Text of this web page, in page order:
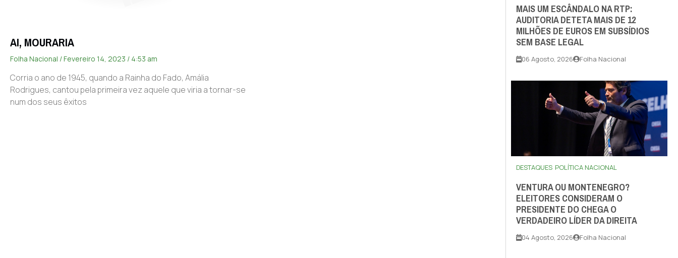
AI, MOURARIA
Folha Nacional Fevereiro 14, 2023 4:53 am
Corria o ano de 1945, quando a Rainha do Fado, Amália
Rodrigues, cantou pela primeira vez aquele que viria a tornar-se
num dos seus êxitos
MAIS UM ESCÂNDALO NA RTP:
AUDITORIA DETETA MAIS DE 12
MILHÕES DE EUROS EM SUBSÍDIOS
SEM BASE LEGAL
06 Agosto, 2026 Folha Nacional
DESTAQUES POLÍTICA NACIONAL
VENTURA OU MONTENEGRO?
ELEITORES CONSIDERAM O
PRESIDENTE DO CHEGA O
VERDADEIRO LÍDER DA DIREITA
04 Agosto, 2026 Folha Nacional